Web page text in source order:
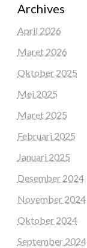
Archives
April 2026
Maret 2026
Oktober 2025
Mei 2025
Maret 2025
Februari 2025
Januari 2025
Desember 2024
November 2024
Oktober 2024
September 2024